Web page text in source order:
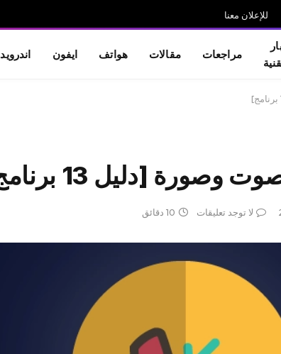
للإعلان معنا
مراجعات مقالات هواتف ايفون اندرويد
[دليل 13 برنامج]
لا توجد تعليقات 10 دقائق